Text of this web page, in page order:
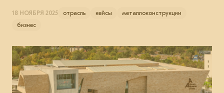
18 НОЯБРЯ 2025 отрасль кейсы
металлоконструкции
бизнес